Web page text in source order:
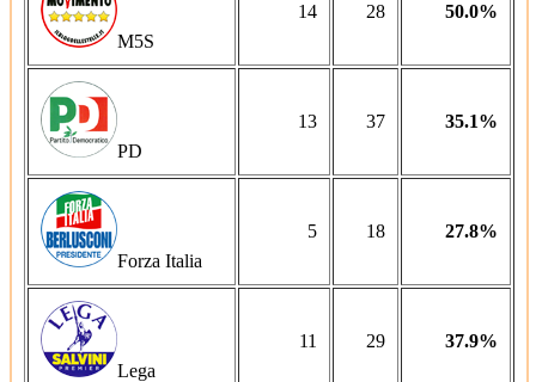
M5S
14 28 50.0%
PD
13 37 35.1%
Forza Italia
5 18 27.8%
Lega
11 29 37.9%